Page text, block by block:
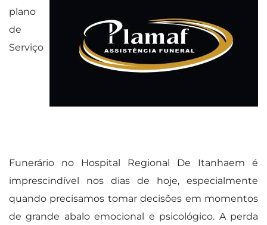
plano
de
Serviço
Funerário no Hospital Regional De Itanhaem é
imprescindível nos dias de hoje, especialmente
quando precisamos tomar decisões em momentos
de grande abalo emocional e psicológico. A perda